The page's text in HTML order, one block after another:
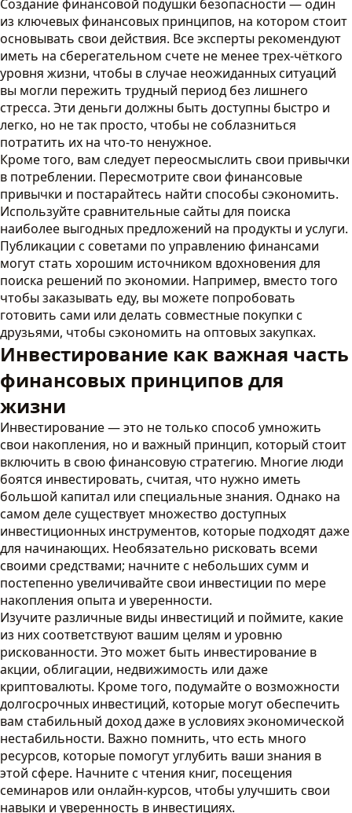
Создание финансовой подушки безопасности — один
из ключевых финансовых принципов, на котором стоит
основывать свои действия. Все эксперты рекомендуют
иметь на сберегательном счете не менее трех-чёткого
уровня жизни, чтобы в случае неожиданных ситуаций
вы могли пережить трудный период без лишнего
стресса. Эти деньги должны быть доступны быстро и
легко, но не так просто, чтобы не соблазниться
потратить их на что-то ненужное.
Кроме того, вам следует переосмыслить свои привычки
в потреблении. Пересмотрите свои финансовые
привычки и постарайтесь найти способы сэкономить.
Используйте сравнительные сайты для поиска
наиболее выгодных предложений на продукты и услуги.
Публикации с советами по управлению финансами
могут стать хорошим источником вдохновения для
поиска решений по экономии. Например, вместо того
чтобы заказывать еду, вы можете попробовать
готовить сами или делать совместные покупки с
друзьями, чтобы сэкономить на оптовых закупках.
Инвестирование как важная часть
финансовых принципов для
жизни
Инвестирование — это не только способ умножить
свои накопления, но и важный принцип, который стоит
включить в свою финансовую стратегию. Многие люди
боятся инвестировать, считая, что нужно иметь
большой капитал или специальные знания. Однако на
самом деле существует множество доступных
инвестиционных инструментов, которые подходят даже
для начинающих. Необязательно рисковать всеми
своими средствами; начните с небольших сумм и
постепенно увеличивайте свои инвестиции по мере
накопления опыта и уверенности.
Изучите различные виды инвестиций и поймите, какие
из них соответствуют вашим целям и уровню
рискованности. Это может быть инвестирование в
акции, облигации, недвижимость или даже
криптовалюты. Кроме того, подумайте о возможности
долгосрочных инвестиций, которые могут обеспечить
вам стабильный доход даже в условиях экономической
нестабильности. Важно помнить, что есть много
ресурсов, которые помогут углубить ваши знания в
этой сфере. Начните с чтения книг, посещения
семинаров или онлайн-курсов, чтобы улучшить свои
навыки и уверенность в инвестициях.